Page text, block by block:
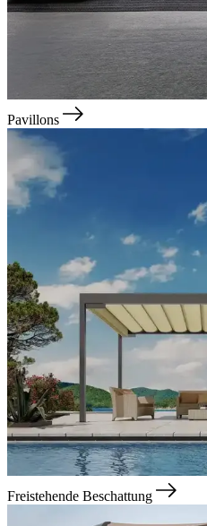
Pavillons
Freistehende Beschattung